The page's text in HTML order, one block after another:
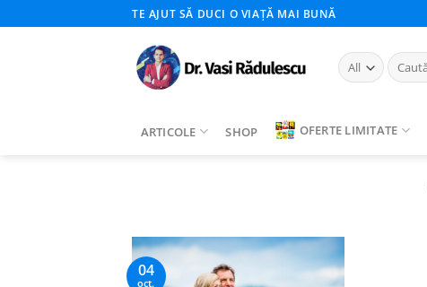
to
TE AJUT SĂ DUCI O VIAȚĂ MAI BUNĂ
Caută
după:
ARTICOLE SHOP OFERTE LIMITATE
04
oct.